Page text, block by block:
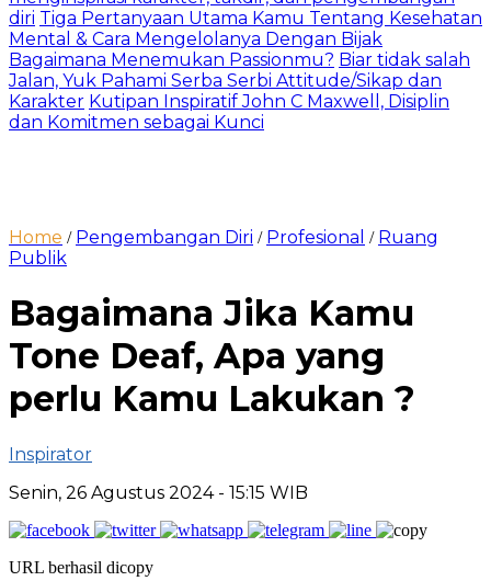
diri Tiga Pertanyaan Utama Kamu Tentang Kesehatan
Mental & Cara Mengelolanya Dengan Bijak
Bagaimana Menemukan Passionmu? Biar tidak salah
Jalan, Yuk Pahami Serba Serbi Attitude/Sikap dan
Karakter Kutipan Inspiratif John C Maxwell, Disiplin
dan Komitmen sebagai Kunci
Home / Pengembangan Diri / Profesional / Ruang
Publik
Bagaimana Jika Kamu
Tone Deaf, Apa yang
perlu Kamu Lakukan ?
Inspirator
Senin, 26 Agustus 2024 - 15:15 WIB
URL berhasil dicopy